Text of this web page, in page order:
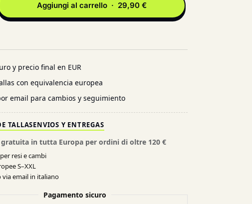
Aggiungi al carrello · 29,90 €
y precio final en EUR
con equivalencia europea
email para cambios y seguimiento
TALLASENVIOS Y ENTREGAS
gratuita in tutta Europa per ordini di oltre 120 €
resi e cambi
S–XXL
email in italiano
Pagamento sicuro